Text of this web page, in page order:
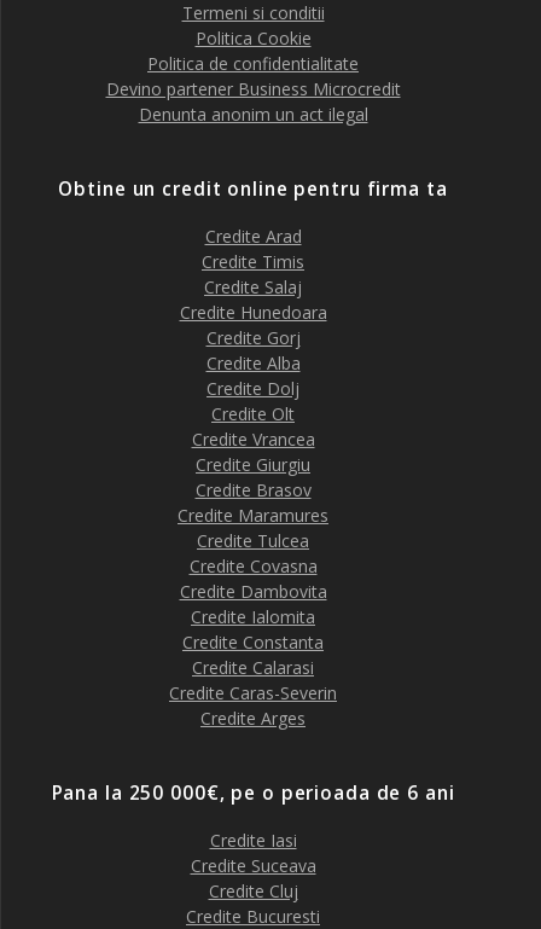
Termeni si conditii
Politica Cookie
Politica de confidentialitate
Devino partener Business Microcredit
Denunta anonim un act ilegal
Obtine un credit online pentru firma ta
Credite Arad
Credite Timis
Credite Salaj
Credite Hunedoara
Credite Gorj
Credite Alba
Credite Dolj
Credite Olt
Credite Vrancea
Credite Giurgiu
Credite Brasov
Credite Maramures
Credite Tulcea
Credite Covasna
Credite Dambovita
Credite Ialomita
Credite Constanta
Credite Calarasi
Credite Caras-Severin
Credite Arges
Pana la 250 000€, pe o perioada de 6 ani
Credite Iasi
Credite Suceava
Credite Cluj
Credite Bucuresti